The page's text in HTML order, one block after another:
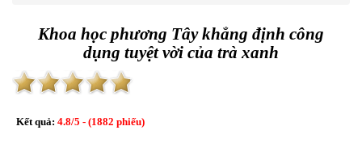
Khoa học phương Tây khẳng định công
dụng tuyệt vời của trà xanh
Kết quả: 4.8/5 - (1882 phiếu)